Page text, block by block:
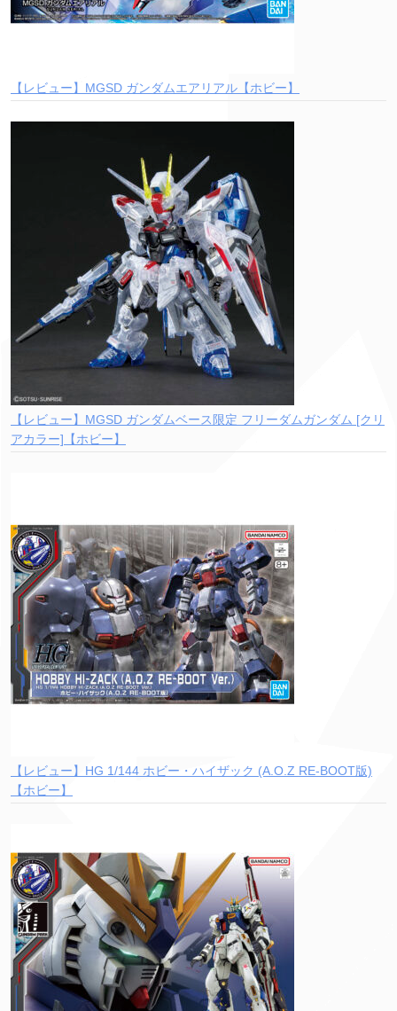
【レビュー】MGSD ガンダムエアリアル【ホビー】
【レビュー】MGSD ガンダムベース限定 フリーダムガンダム [クリ
アカラー]【ホビー】
【レビュー】HG 1/144 ホビー・ハイザック (A.O.Z RE-BOOT版)
【ホビー】